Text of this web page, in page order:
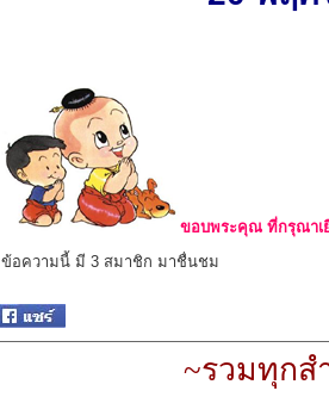
ขอบพระคุณ ที่กรุณาเ
ข้อความนี้ มี 3 สมาชิก มาชื่นชม
~รวมทุกส